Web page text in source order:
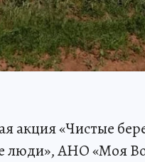
акция «Чистые
люди», АНО «Моя